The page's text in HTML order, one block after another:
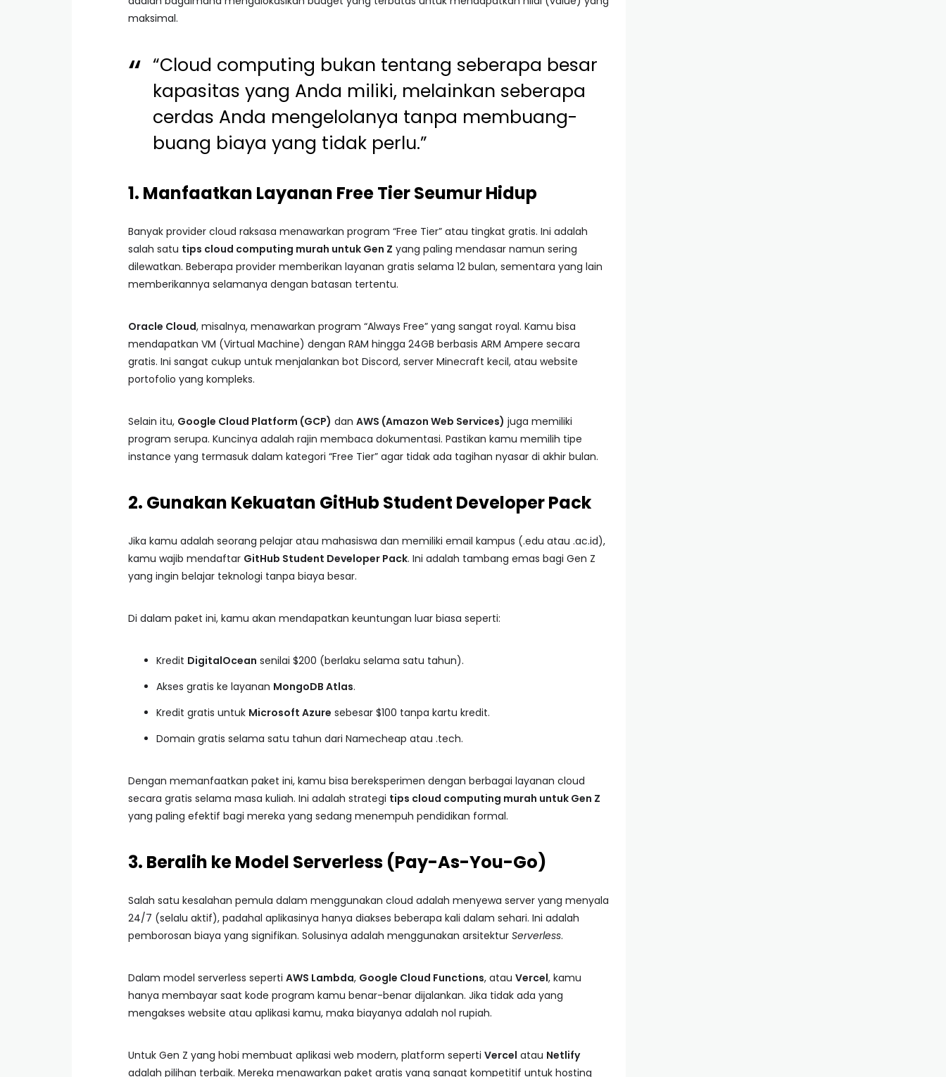
maksimal.
“Cloud computing bukan tentang seberapa besar
kapasitas yang Anda miliki, melainkan seberapa
cerdas Anda mengelolanya tanpa membuang-
buang biaya yang tidak perlu.”
1. Manfaatkan Layanan Free Tier Seumur Hidup
Banyak provider cloud raksasa menawarkan program “Free Tier” atau tingkat gratis. Ini adalah
salah satu tips cloud computing murah untuk Gen Z yang paling mendasar namun sering
dilewatkan. Beberapa provider memberikan layanan gratis selama 12 bulan, sementara yang lain
memberikannya selamanya dengan batasan tertentu.
Oracle Cloud, misalnya, menawarkan program “Always Free” yang sangat royal. Kamu bisa
mendapatkan VM (Virtual Machine) dengan RAM hingga 24GB berbasis ARM Ampere secara
gratis. Ini sangat cukup untuk menjalankan bot Discord, server Minecraft kecil, atau website
portofolio yang kompleks.
Selain itu, Google Cloud Platform (GCP) dan AWS (Amazon Web Services) juga memiliki
program serupa. Kuncinya adalah rajin membaca dokumentasi. Pastikan kamu memilih tipe
instance yang termasuk dalam kategori “Free Tier” agar tidak ada tagihan nyasar di akhir bulan.
2. Gunakan Kekuatan GitHub Student Developer Pack
Jika kamu adalah seorang pelajar atau mahasiswa dan memiliki email kampus (.edu atau .ac.id),
kamu wajib mendaftar GitHub Student Developer Pack. Ini adalah tambang emas bagi Gen Z
yang ingin belajar teknologi tanpa biaya besar.
Di dalam paket ini, kamu akan mendapatkan keuntungan luar biasa seperti:
Kredit DigitalOcean senilai $200 (berlaku selama satu tahun).
Akses gratis ke layanan MongoDB Atlas.
Kredit gratis untuk Microsoft Azure sebesar $100 tanpa kartu kredit.
Domain gratis selama satu tahun dari Namecheap atau .tech.
Dengan memanfaatkan paket ini, kamu bisa bereksperimen dengan berbagai layanan cloud
secara gratis selama masa kuliah. Ini adalah strategi tips cloud computing murah untuk Gen Z
yang paling efektif bagi mereka yang sedang menempuh pendidikan formal.
3. Beralih ke Model Serverless (Pay-As-You-Go)
Salah satu kesalahan pemula dalam menggunakan cloud adalah menyewa server yang menyala
24/7 (selalu aktif), padahal aplikasinya hanya diakses beberapa kali dalam sehari. Ini adalah
pemborosan biaya yang signifikan. Solusinya adalah menggunakan arsitektur Serverless.
Dalam model serverless seperti AWS Lambda, Google Cloud Functions, atau Vercel, kamu
hanya membayar saat kode program kamu benar-benar dijalankan. Jika tidak ada yang
mengakses website atau aplikasi kamu, maka biayanya adalah nol rupiah.
Untuk Gen Z yang hobi membuat aplikasi web modern, platform seperti Vercel atau Netlify
adalah pilihan terbaik. Mereka menawarkan paket gratis yang sangat kompetitif untuk hosting